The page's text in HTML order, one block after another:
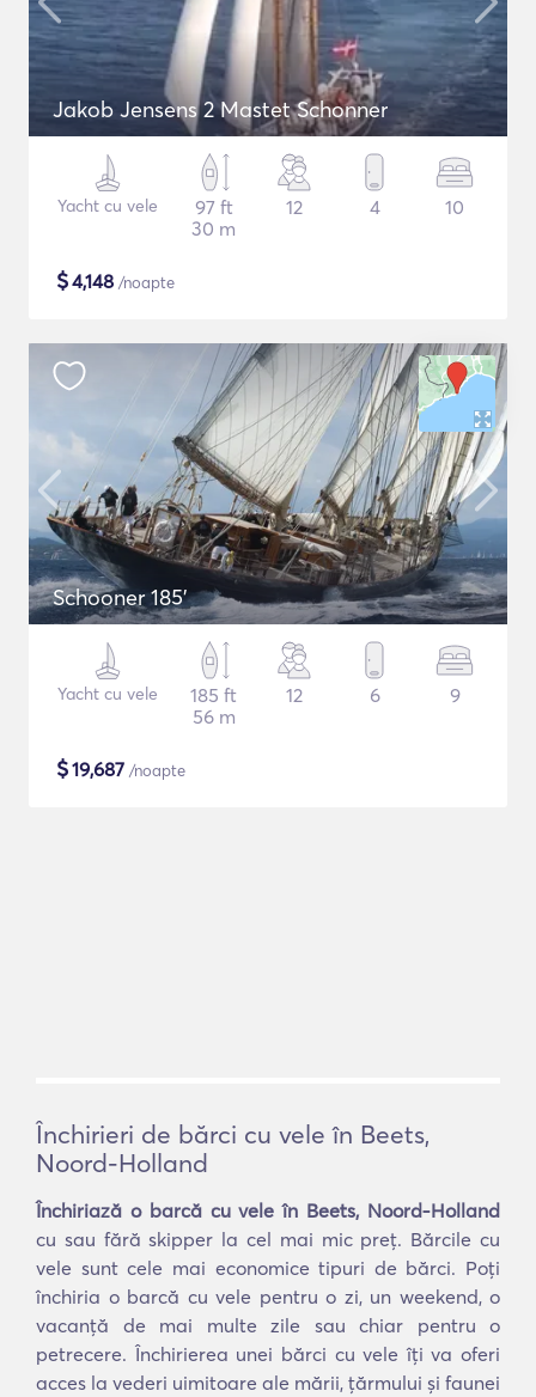
Jakob Jensens 2 Mastet Schonner
Yacht cu vele
97 ft
30 m
12 4 10
$4,148 /noapte
Schooner 185'
Yacht cu vele
185 ft
56 m
12 6 9
$19,687 /noapte
Închirieri de bărci cu vele în Beets,
Noord-Holland
Închiriază o barcă cu vele în Beets, Noord-Holland
cu sau fără skipper la cel mai mic preț. Bărcile cu
vele sunt cele mai economice tipuri de bărci. Poți
închiria o barcă cu vele pentru o zi, un weekend, o
vacanță de mai multe zile sau chiar pentru o
petrecere. Închirierea unei bărci cu vele îți va oferi
acces la vederi uimitoare ale mării, țărmului și faunei